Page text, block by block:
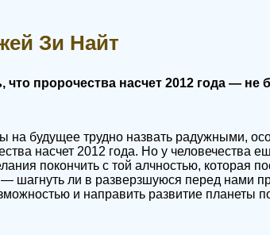
Зи Найт
что пророчества насчет 2012 года — не
на будущее трудно назвать радужными,
насчет 2012 года. Но у человечества
покончить с той алчностью, которая
шагнуть ли в разверзшуюся перед нами
и направить развитие планеты